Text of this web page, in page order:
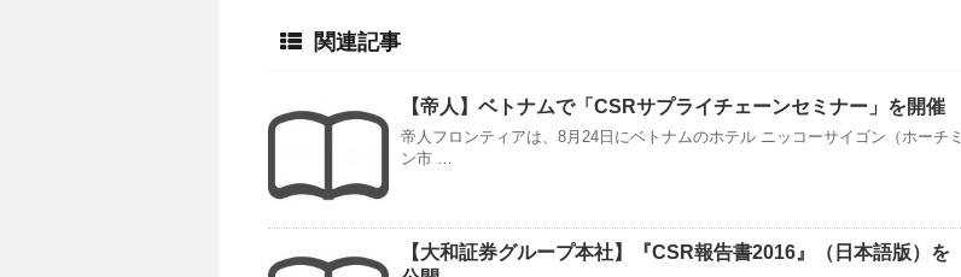
関連記事
【帝人】ベトナムで「CSRサプライチェーンセミナー」を開催
帝人フロンティアは、8月24日にベトナムのホテル ニッコーサイゴン（ホーチミ
ン市 …
【大和証券グループ本社】『CSR報告書2016』（日本語版）を